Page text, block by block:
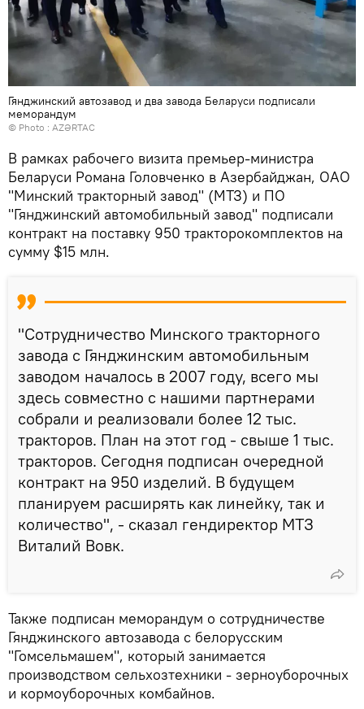
Гянджинский автозавод и два завода Беларуси подписали
меморандум
© Photo : AZƏRTAC
В рамках рабочего визита премьер-министра
Беларуси Романа Головченко в Азербайджан, ОАО
"Минский тракторный завод" (МТЗ) и ПО
"Гянджинский автомобильный завод" подписали
контракт на поставку 950 тракторокомплектов на
сумму $15 млн.
"Сотрудничество Минского тракторного
завода с Гянджинским автомобильным
заводом началось в 2007 году, всего мы
здесь совместно с нашими партнерами
собрали и реализовали более 12 тыс.
тракторов. План на этот год - свыше 1 тыс.
тракторов. Сегодня подписан очередной
контракт на 950 изделий. В будущем
планируем расширять как линейку, так и
количество", - сказал гендиректор МТЗ
Виталий Вовк.
Также подписан меморандум о сотрудничестве
Гянджинского автозавода с белорусским
"Гомсельмашем", который занимается
производством сельхозтехники - зерноуборочных
и кормоуборочных комбайнов.